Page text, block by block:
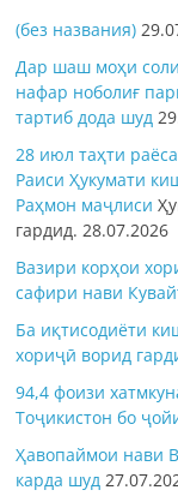
(без названия)
Дар шаш моҳи
нафар ноболиғ
тартиб дода шуд
28 июл таҳти
Раиси Ҳукумати
Раҳмон маҷлиси
гардид.28.07.2026
Вазири корҳои
сафири нави
Ба иқтисодиёти
хориҷӣ ворид
94,4 фоизи
Тоҷикистон бо
Ҳавопаймои нави
карда шуд